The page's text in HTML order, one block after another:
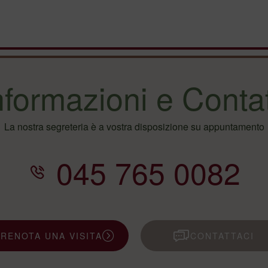
e
La nostra segreteria è a vostra disposizione su appuntamento
045 765 0082
UNA VISITA CONTATTACI